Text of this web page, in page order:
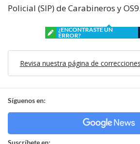
Policial (SIP) de Carabineros y OS9.
¿ENCONTRASTE UN
ERROR?
Revisa nuestra página de correcciones
Síguenos en:
Suscríbete en: